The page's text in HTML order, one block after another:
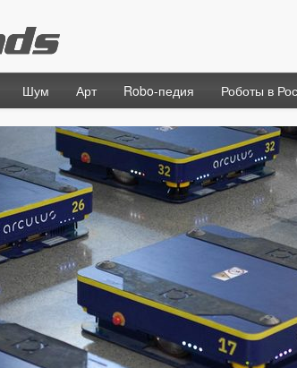
Шум Арт Robo-педия Роботы в